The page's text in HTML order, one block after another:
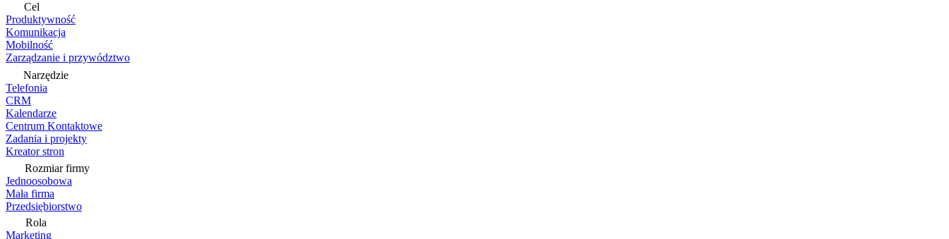
Cel
Produktywność
Komunikacja
Mobilność
Zarządzanie i przywództwo
Narzędzie
Telefonia
CRM
Kalendarze
Centrum Kontaktowe
Zadania i projekty
Kreator stron
Rozmiar firmy
Jednoosobowa
Mała firma
Przedsiębiorstwo
Rola
Marketing